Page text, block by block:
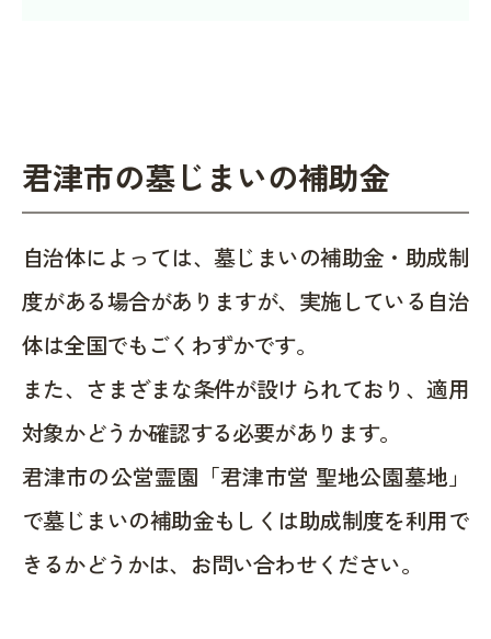
君津市の墓じまいの補助金
自治体によっては、墓じまいの補助金・助成制
度がある場合がありますが、実施している自治
体は全国でもごくわずかです。
また、さまざまな条件が設けられており、適用
対象かどうか確認する必要があります。
君津市の公営霊園「君津市営 聖地公園墓地」
で墓じまいの補助金もしくは助成制度を利用で
きるかどうかは、お問い合わせください。